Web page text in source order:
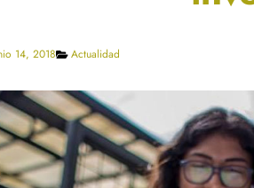
14, 2018 Actualidad